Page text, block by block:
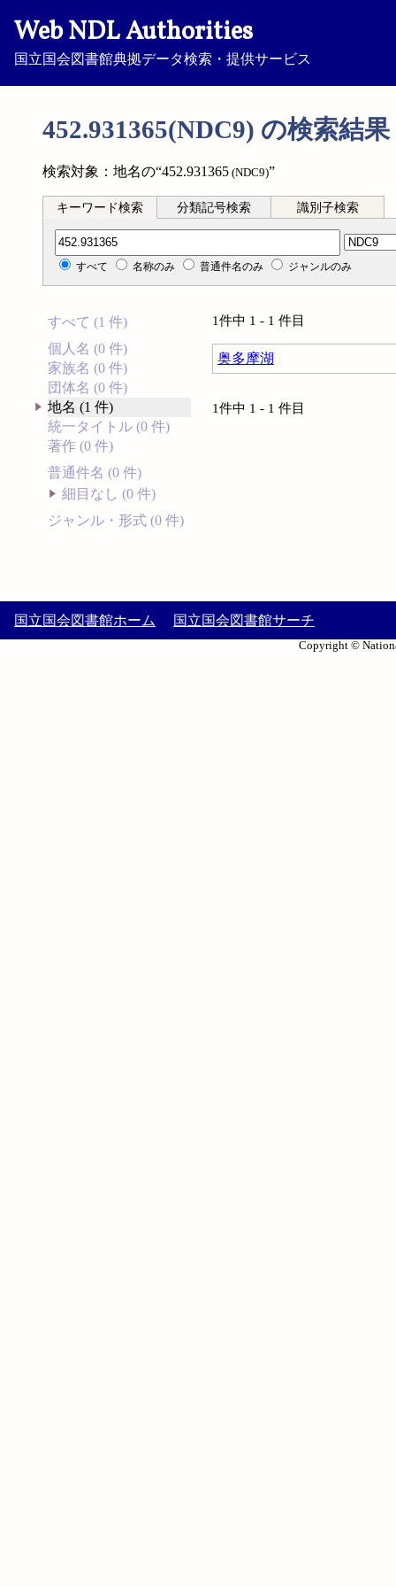
Web NDL Authorities
国立国会図書館典拠データ検索・提供サービス
452.931365(NDC9) の検索結果
検索対象：地名の“452.931365 (NDC9)”
キーワード検索 分類記号検索 識別子検索
分類記号検索
すべて 名称のみ 普通件名のみ ジャンルのみ
すべて (1 件)
個人名 (0 件)
家族名 (0 件)
団体名 (0 件)
地名 (1 件)
統一タイトル (0 件)
著作 (0 件)
普通件名 (0 件)
細目なし (0 件)
ジャンル・形式 (0 件)
1件中 1 - 1 件目
奥多摩湖
1件中 1 - 1 件目
国立国会図書館ホーム 国立国会図書館サーチ
Copyright ©